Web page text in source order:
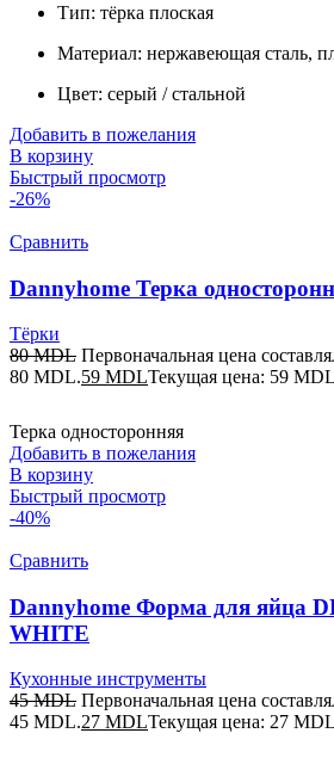
Тип: тёрка плоская
Материал: нержавеющая сталь,
Цвет: серый / стальной
Добавить в пожелания
В корзину
Быстрый просмотр
-26%
Сравнить
Dannyhome Терка
Тёрки
80MDL Первоначальная цена
80 MDL.59 MDLТекущая цена: 59
Терка односторонняя
Добавить в пожелания
В корзину
Быстрый просмотр
-40%
Сравнить
Dannyhome Форма для яйца
WHITE
Кухонные инструменты
45MDL Первоначальная цена
45 MDL.27 MDLТекущая цена: 27